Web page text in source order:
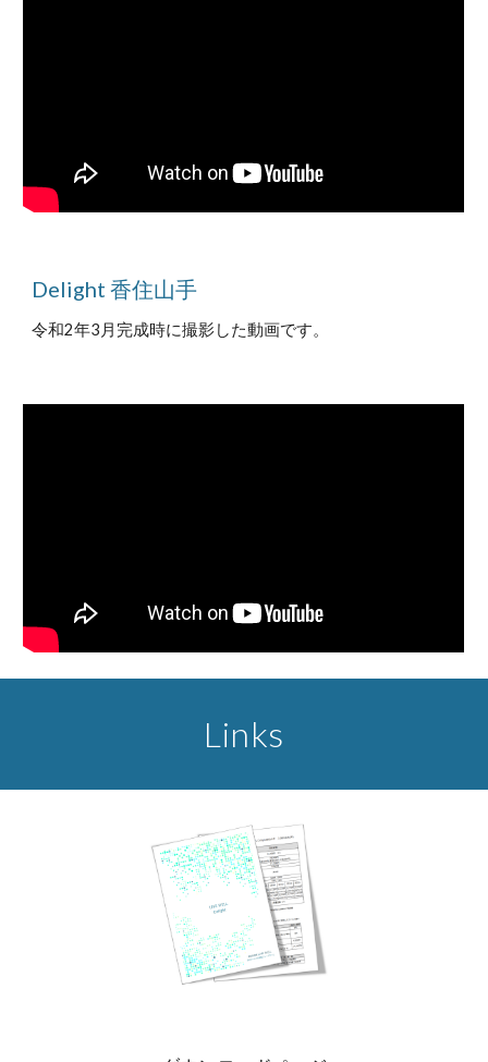
Delight 香住山手
令和2年3月完成時に撮影した動画です。
Links